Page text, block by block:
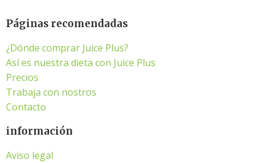
Páginas recomendadas
¿Dónde comprar Juice Plus?
Así es nuestra dieta con Juice Plus
Precios
Trabaja con nostros
Contacto
información
Aviso legal